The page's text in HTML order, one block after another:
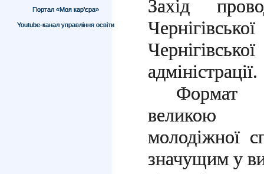
Портал «Моя кар’єра»
Youtube-канал управління освіти
Захід
адміністрації.
Формат
великою
молодіжної
значущим у